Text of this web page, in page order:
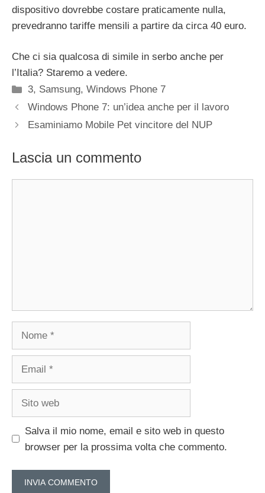
dispositivo dovrebbe costare praticamente nulla,
prevedranno tariffe mensili a partire da circa 40 euro.
Che ci sia qualcosa di simile in serbo anche per
l’Italia? Staremo a vedere.
Categorie
3, Samsung,Windows Phone 7
Windows Phone 7: un’idea anche per il lavoro
Esaminiamo Mobile Pet vincitore del NUP
Lascia un commento
Nome
Email
Sito
Salva il mio nome, email e sito web in questo
browser per la prossima volta che commento.